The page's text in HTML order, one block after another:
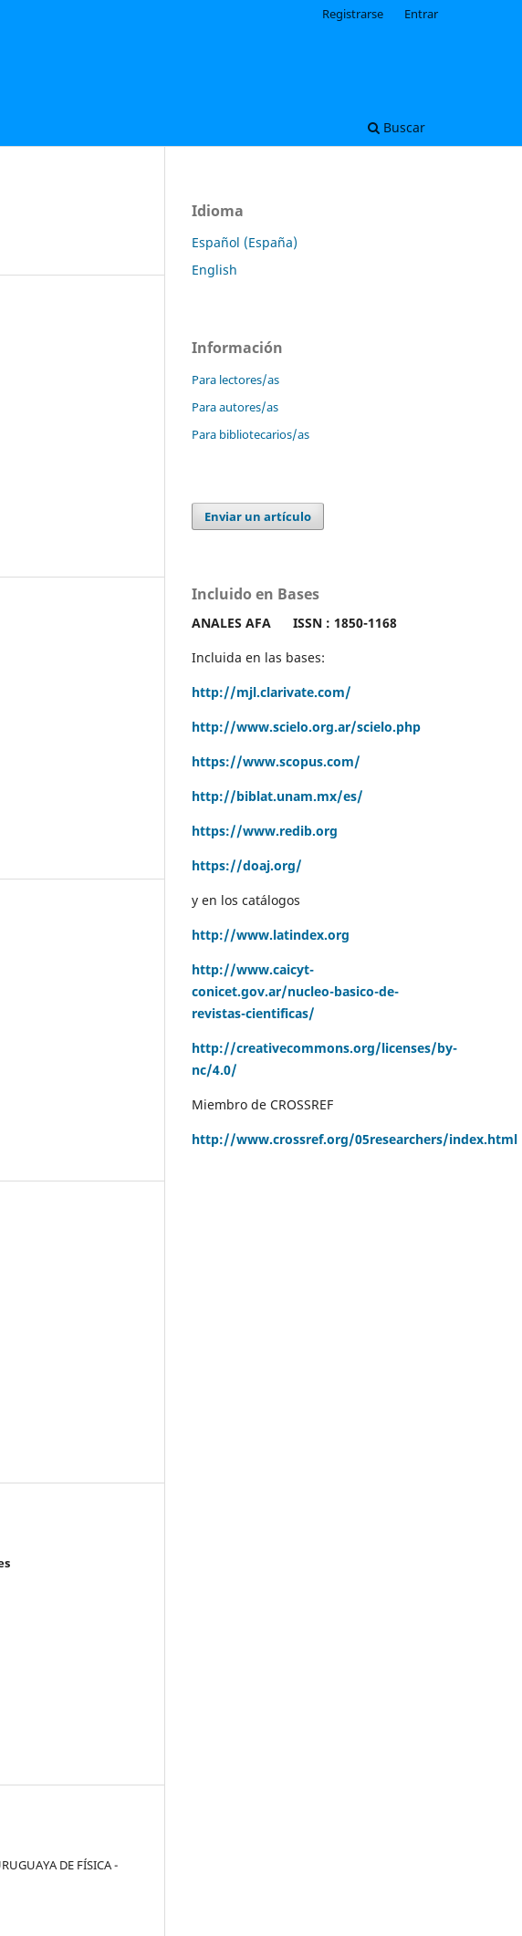
Buscar
Registrarse Entrar
DE FÍSICA -
Idioma
Español (España)
English
Información
Para lectores/as
Para autores/as
Para bibliotecarios/as
Enviar un artículo
Incluido en Bases
ANALES AFA ISSN : 1850-1168
Incluida en las bases:
http://mjl.clarivate.com/
http://www.scielo.org.ar/scielo.php
https://www.scopus.com/
http://biblat.unam.mx/es/
https://www.redib.org
https://doaj.org/
y en los catálogos
http://www.latindex.org
http://www.caicyt-
conicet.gov.ar/nucleo-basico-de-
revistas-cientificas/
http://creativecommons.org/licenses/by-
nc/4.0/
Miembro de CROSSREF
http://www.crossref.org/05researchers/index.html